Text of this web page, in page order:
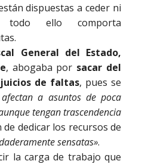
dispuestas a ceder ni
ello comporta
General del Estado,
, abogaba por sacar del
de faltas, pues se
a asuntos de poca
tengan trascendencia
de dedicar los recursos de
sensatas».
la carga de trabajo que